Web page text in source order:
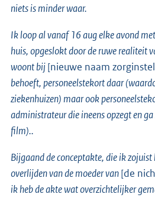
niets is minder waar.
Ik loop al vanaf 16 aug elke avond
huis, opgeslokt door de ruwe realiteit
woont bij[nieuwe naam
behoeft, personeelstekort daar
ziekenhuizen) maar ook
administrateur die ineens opzegt en
film)..
Bijgaand de conceptakte, die ik
overlijden van de moeder van[de
ik heb de akte wat overzichtelijker